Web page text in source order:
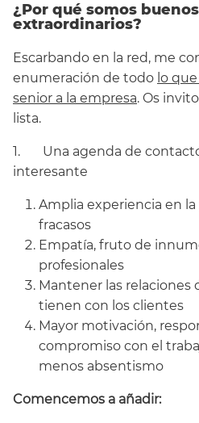
¿Por qué somos
extraordinarios?
Escarbando en la red, me
enumeración de todo lo
senior a la empresa. Os
lista.
1. Una agenda de
interesante
Amplia experiencia en
fracasos
Empatía, fruto de
profesionales
Mantener las relaciones
tienen con los clientes
Mayor motivación,
compromiso con el
menos absentismo
Comencemos a añadir: